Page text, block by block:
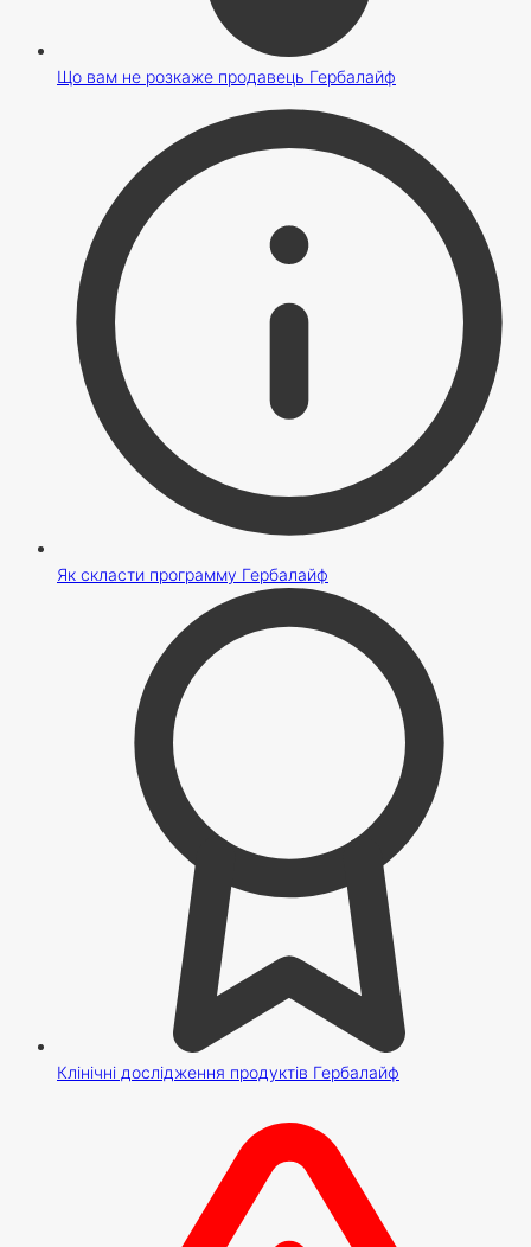
Що вам не розкаже продавець Гербалайф
Як скласти программу Гербалайф
Клінічні дослідження продуктів Гербалайф